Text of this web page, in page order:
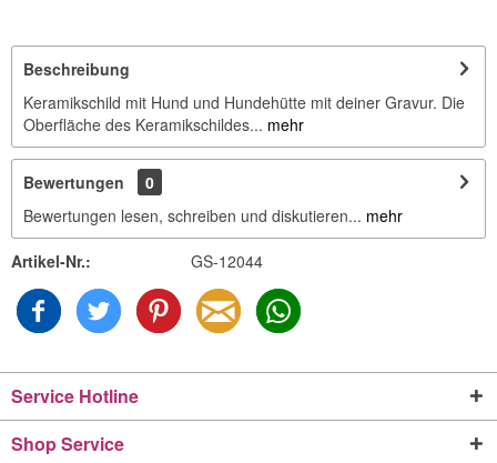
Beschreibung
Keramikschild mit Hund und Hundehütte mit deiner Gravur. Die
Oberfläche des Keramikschildes... mehr
Bewertungen
0
Bewertungen lesen, schreiben und diskutieren... mehr
Artikel-Nr.: GS-12044
Service Hotline
Shop Service